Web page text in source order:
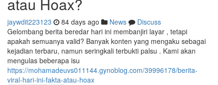
jaywdit223123 84 days ago News
Discuss
Gelombang berita beredar hari ini membanjiri layar , tetapi
apakah semuanya valid? Banyak konten yang mengaku sebagai
kejadian terbaru, namun seringkali terbukti palsu . Kami akan
mengulas beberapa isu
https://mohamadeuvs011144.gynoblog.com/39996178/berita-
viral-hari-ini-fakta-atau-hoax